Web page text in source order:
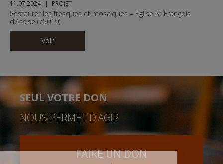
11.07.2024 PROJET
Restaurer les fresques et mosaïques – Eglise St François
d’Assise (75019)
Voir
SEUL VOTRE DON
NOUS PERMET D’AGIR
FAIRE UN DON